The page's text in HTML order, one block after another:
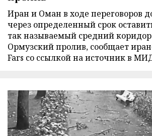
Иран и Оман в ходе переговоров
через определенный срок
так называемый средний
Ормузский пролив, сообщает
Fars со ссылкой на источник в